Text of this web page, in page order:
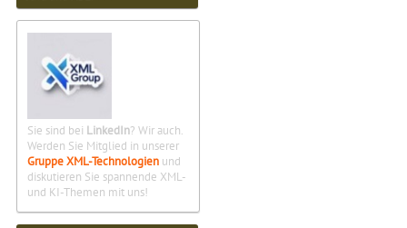
Sie sind bei LinkedIn? Wir auch.
Werden Sie Mitglied in unserer
Gruppe XML-Technologien und
diskutieren Sie spannende XML-
und KI-Themen mit uns!